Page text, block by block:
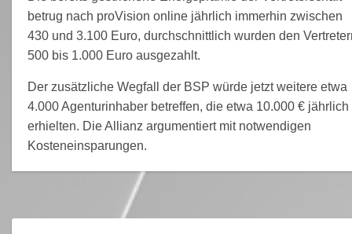
betrug nach proVision online jährlich immerhin zwischen
430 und 3.100 Euro, durchschnittlich wurden den
500 bis 1.000 Euro ausgezahlt.
Der zusätzliche Wegfall der BSP würde jetzt weitere etwa
4.000 Agenturinhaber betreffen, die etwa 10.000 € jährlich
erhielten. Die Allianz argumentiert mit notwendigen
Kosteneinsparungen.